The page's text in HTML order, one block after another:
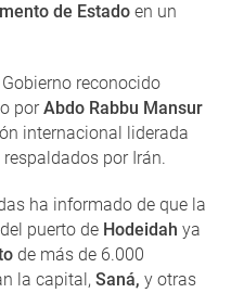
de Estado en un
reconocido
porAbdo Rabbu Mansur
internacional liderada
por Irán.
ha informado de que la
puerto de Hodeidah ya
de más de 6.000
la capital, Saná, y otras